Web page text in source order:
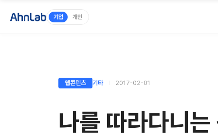
기업 개인
웹콘텐츠 기타 2017-02-01
나를 따라다니